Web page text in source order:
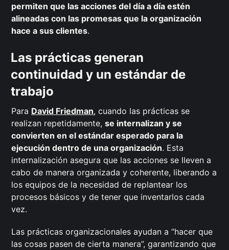
permiten que las acciones del día a día estén
alineadas con las promesas que la organización
hace a sus clientes.
Las prácticas generan
continuidad y un estándar de
trabajo
Para David Friedman, cuando las prácticas se
realizan repetidamente,se internalizan y se
convierten en el estándar esperado para la
ejecución dentro de una organización. Esta
internalización asegura que las acciones se lleven a
cabo de manera organizada y coherente, liberando a
los equipos de la necesidad de replantear los
procesos básicos y de tener que inventarlos cada
vez.
Las prácticas organizacionales ayudan a “hacer que
las cosas pasen de cierta manera”, garantizando que